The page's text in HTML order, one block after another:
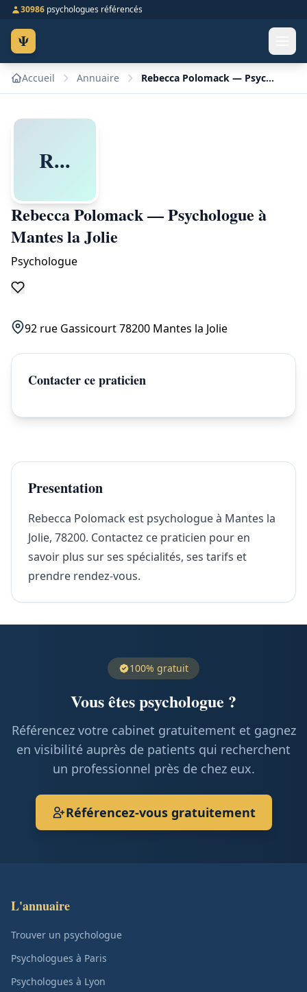
30986 psychologues référencés
Ψ
Accueil Annuaire Rebecca Polomack — Psychologue à Mantes la Jolie
R...
Rebecca Polomack — Psychologue à
Mantes la Jolie
Psychologue
92 rue Gassicourt 78200 Mantes la Jolie
Contacter ce praticien
Presentation
Rebecca Polomack est psychologue à Mantes la
Jolie, 78200. Contactez ce praticien pour en
savoir plus sur ses spécialités, ses tarifs et
prendre rendez-vous.
100% gratuit
Vous êtes psychologue ?
Référencez votre cabinet gratuitement et gagnez
en visibilité auprès de patients qui recherchent
un professionnel près de chez eux.
Référencez-vous gratuitement
L'annuaire
Trouver un psychologue
Psychologues à Paris
Psychologues à Lyon